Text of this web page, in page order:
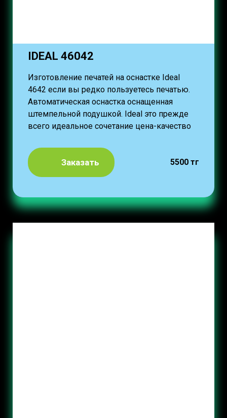
IDEAL 46042
Изготовление печатей на оснастке Ideal
4642 если вы редко пользуетесь печатью.
Автоматическая оснастка оснащенная
штемпельной подушкой. Ideal это прежде
всего идеальное сочетание цена-качество
Заказать 5500 тг